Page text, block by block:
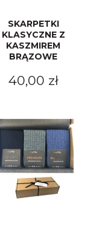
SKARPETKI
KLASYCZNE Z
KASZMIREM
BRĄZOWE
40,00 zł